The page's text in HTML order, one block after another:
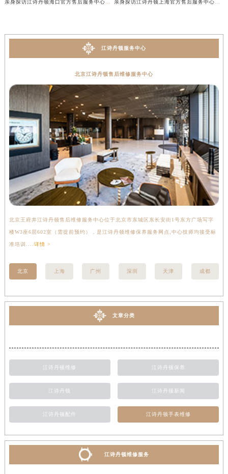
江诗丹顿服务中心
北京江诗丹顿售后维修服务中心
北京王府井江诗丹顿售后维修服务中心位于北京市东城区东长安街1号东方广场写字
楼W3座6层602室（需提前预约），是江诗丹顿维修保养服务网点,中心技师均接受标
准培训....详情 >
北京 上海 广州 深圳 天津 成都
文章分类
江诗丹顿维修 江诗丹顿保养
江诗丹顿 江诗丹顿新闻
江诗丹顿配件 江诗丹顿手表维修
江诗丹顿维修服务